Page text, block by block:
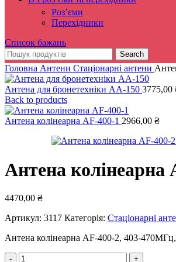
Роз’єми
Перехідники
Список бажань
Search
Головна Антени Стаціонарні антени
Антена для бронетехніки AA-150 3775,00
Back to products
Антена колінеарна AF-400-1 2966,00 ₴
Антена колінеарна
4470,00 ₴
Артикул: 3117 Категорія: Стаціонарні
Антена колінеарна AF-400-2, 403-
Антена